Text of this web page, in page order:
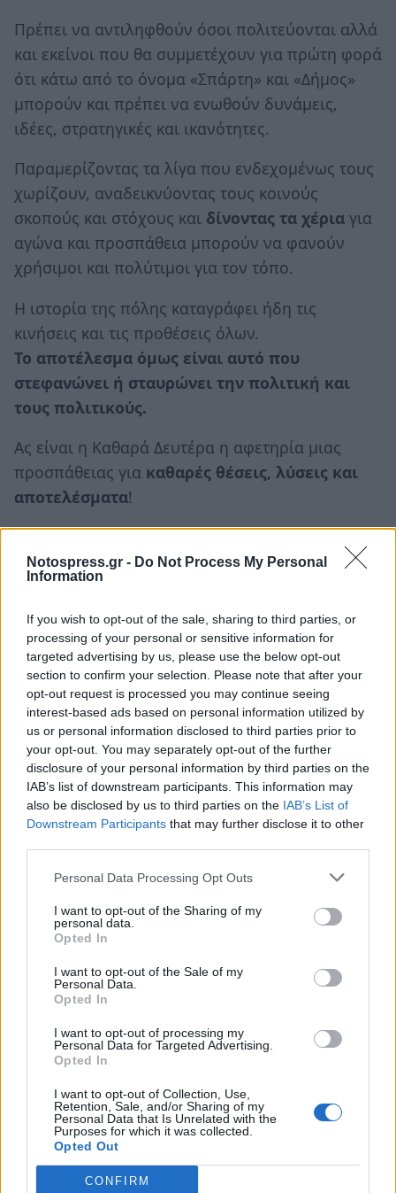
Notospress.gr - Do Not Process My Personal
Information
If you wish to opt-out of the sale, sharing to third parties, or
processing of your personal or sensitive information for
targeted advertising by us, please use the below opt-out
section to confirm your selection. Please note that after your
opt-out request is processed you may continue seeing
interest-based ads based on personal information utilized by
us or personal information disclosed to third parties prior to
your opt-out. You may separately opt-out of the further
disclosure of your personal information by third parties on the
IAB’s list of downstream participants. This information may
also be disclosed by us to third parties on the IAB’s List of
Downstream Participants that may further disclose it to other
Personal Data Processing Opt Outs
I want to opt-out of the Sharing of my
personal data.
Opted In
I want to opt-out of the Sale of my
Personal Data.
Opted In
I want to opt-out of processing my
Personal Data for Targeted Advertising.
Opted In
I want to opt-out of Collection, Use,
Retention, Sale, and/or Sharing of my
Personal Data that Is Unrelated with the
Purposes for which it was collected.
Opted Out
CONFIRM
Πρέπει να αντιληφθούν όσοι πολιτεύονται αλλά
και εκείνοι που θα συμμετέχουν για πρώτη φορά
ότι κάτω από το όνομα «Σπάρτη» και «Δήμος»
μπορούν και πρέπει να ενωθούν δυνάμεις,
ιδέες, στρατηγικές και ικανότητες.
Παραμερίζοντας τα λίγα που ενδεχομένως τους
χωρίζουν, αναδεικνύοντας τους κοινούς
σκοπούς και στόχους και δίνοντας τα χέρια για
αγώνα και προσπάθεια μπορούν να φανούν
χρήσιμοι και πολύτιμοι για τον τόπο.
Η ιστορία της πόλης καταγράφει ήδη τις
κινήσεις και τις προθέσεις όλων.
Το αποτέλεσμα όμως είναι αυτό που
στεφανώνει ή σταυρώνει την πολιτική και
τους πολιτικούς.
Ας είναι η Καθαρά Δευτέρα η αφετηρία μιας
προσπάθειας για καθαρές θέσεις, λύσεις και
αποτελέσματα!
μπορούν να εμπνεύσουν εκλογικές στηρίξεις και
μετεκλογικές συνεργασίες.
Ο πολίτης της Σπάρτης, ακόμα και αν έχει
ευθύνη, πρέπει να απαλλαχθεί από τοάγος της
υστέρησηςκαι τοάγχος της απαισιοδοξίαςγια
να μπορέσει να σταθεί όρθιος...
TAGS: ΑΥΤΟΔΙΟΙΚΗΣΗ